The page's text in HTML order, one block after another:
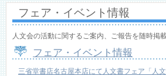
ン
へ
フェア・イベント情報
人文会の活動に関するご案内、ご報告を随時掲
フェア・イベント情報
三省堂書店名古屋本店にて人文書フェア「人